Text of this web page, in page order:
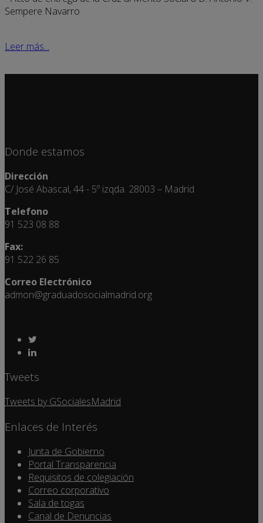
Sempere Navarro
Leer más...
Donde estamos
Dirección
C/ José Abascal, 44 - 5º izqda. 28003 – Madrid
Telefono
91 523 08 88
Fax:
91 522 26 85
Correo Electrónico
admon@graduadosocialmadrid.org
Tweets
Tweets by GSocialesMadrid
Enlaces de Interés
Junta de Gobierno
Portal Transparencia
Requisitos de colegiación
Correo corporativo
Sala de togas
Canal de Denuncias